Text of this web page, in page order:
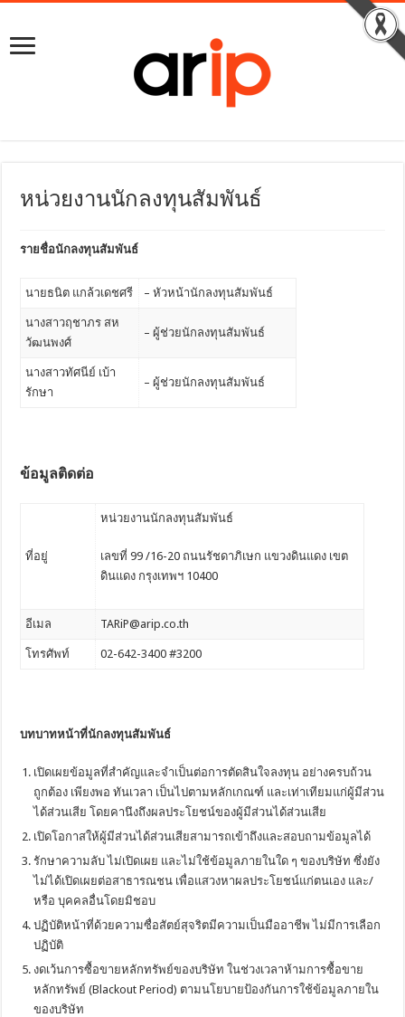
หน่วยงานนักลงทุนสัมพันธ์
รายชื่อนักลงทุนสัมพันธ์
นายธนิต แกล้วเดชศรี – หัวหน้านักลงทุนสัมพันธ์
นางสาวฤชาภร สห
วัฒนพงศ์
– ผู้ช่วยนักลงทุนสัมพันธ์
นางสาวทัศนีย์ เบ้า
รักษา
– ผู้ช่วยนักลงทุนสัมพันธ์
ข้อมูลติดต่อ
ที่อยู่
หน่วยงานนักลงทุนสัมพันธ์
เลขที่ 99 /16-20 ถนนรัชดาภิเษก แขวงดินแดง เขต
ดินแดง กรุงเทพฯ 10400
อีเมล TARiP@arip.co.th
โทรศัพท์ 02-642-3400 #3200
บทบาทหน้าที่นักลงทุนสัมพันธ์
เปิดเผยข้อมูลที่สำคัญและจำเป็นต่อการตัดสินใจลงทุน อย่างครบถ้วน
ถูกต้อง เพียงพอ ทันเวลา เป็นไปตามหลักเกณฑ์ และเท่าเทียมแก่ผู้มีส่วน
ได้ส่วนเสีย โดยคานึงถึงผลประโยชน์ของผู้มีส่วนได้ส่วนเสีย
เปิดโอกาสให้ผู้มีส่วนได้ส่วนเสียสามารถเข้าถึงและสอบถามข้อมูลได้
รักษาความลับ ไม่เปิดเผย และไม่ใช้ข้อมูลภายในใด ๆ ของบริษัท ซึ่งยัง
ไม่ได้เปิดเผยต่อสาธารณชน เพื่อแสวงหาผลประโยชน์แก่ตนเอง และ/
หรือ บุคคลอื่นโดยมิชอบ
ปฏิบัติหน้าที่ด้วยความซื่อสัตย์สุจริตมีความเป็นมืออาชีพ ไม่มีการเลือก
ปฏิบัติ
งดเว้นการซื้อขายหลักทรัพย์ของบริษัท ในช่วงเวลาห้ามการซื้อขาย
หลักทรัพย์ (Blackout Period) ตามนโยบายป้องกันการใช้ข้อมูลภายใน
ของบริษัท